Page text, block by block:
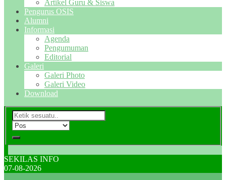
Artikel Guru & Siswa
Pengurus OSIS
Alumni
Informasi
Agenda
Pengumuman
Editorial
Galeri
Galeri Photo
Galeri Video
Download
SEKILAS INFO
07-08-2026